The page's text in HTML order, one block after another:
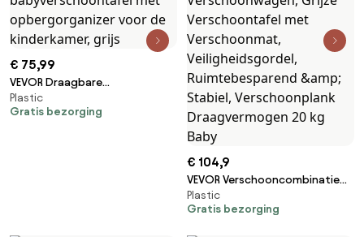
€ 75,99
VEVOR Draagbare
verschoontafel met 3 stoffen
lades en vergrendelbare wielen,
Plastic
Gratis bezorging
€ 104,9
VEVOR Verschooncombinatie
Wandgemonteerde
Verschoontafel, Verwijderbare
Plastic
Gratis bezorging